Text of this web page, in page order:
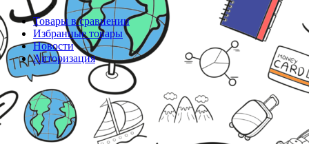
Товары в сравнении
Избранные товары
Новости
Авторизация